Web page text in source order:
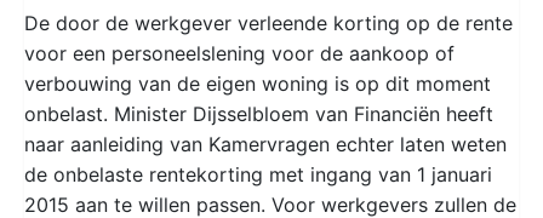
De door de werkgever verleende korting op de rente
voor een personeelslening voor de aankoop of
verbouwing van de eigen woning is op dit moment
onbelast. Minister Dijsselbloem van Financiën heeft
naar aanleiding van Kamervragen echter laten weten
de onbelaste rentekorting met ingang van 1 januari
2015 aan te willen passen. Voor werkgevers zullen de